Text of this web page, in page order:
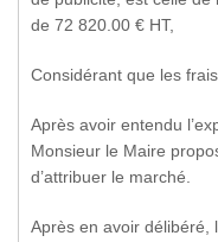
de 72 820.00 € HT,
Considérant que les
Après avoir entendu
Monsieur le Maire
d’attribuer le marché.
Après en avoir délibéré,